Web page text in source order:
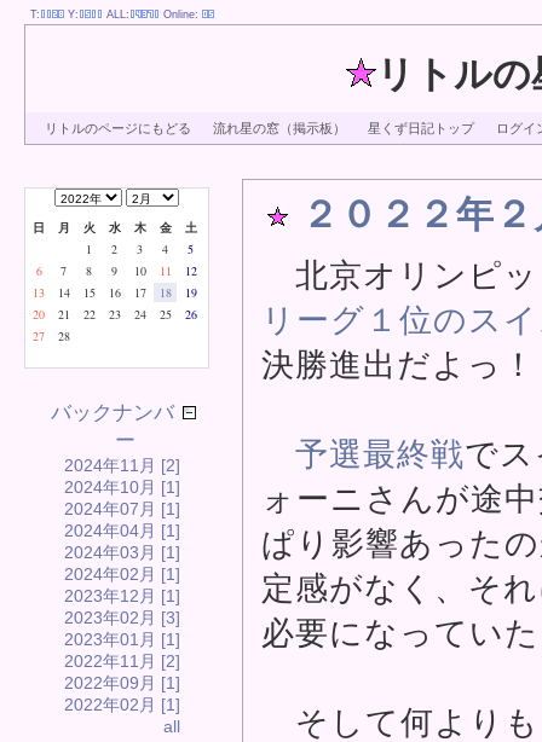
リトル
リトルのページにもどる 流れ星の窓（掲示板） 星くず日記トップ ログイ
２０２２年
北京オリンピ
リーグ１位のス
決勝進出だよっ
予選最終戦で
ォーニさんが途
ぱり影響あった
定感がなく、そ
必要になってい
そして何よりも
T: Y: ALL: Online:
日 月 火 水 木 金 土
1 2 3 4
5
6
7 8 9 10 11
12
13
14 15 16 17 18
19
20
21 22 23 24 25
26
27
28
バックナンバ
ー
2024年11月 [2]
2024年10月 [1]
2024年07月 [1]
2024年04月 [1]
2024年03月 [1]
2024年02月 [1]
2023年12月 [1]
2023年02月 [3]
2023年01月 [1]
2022年11月 [2]
2022年09月 [1]
2022年02月 [1]
all